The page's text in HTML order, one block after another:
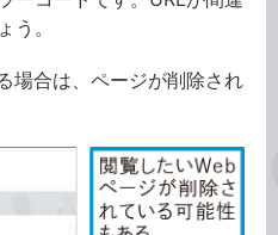
う。
場合は、ページが削除され